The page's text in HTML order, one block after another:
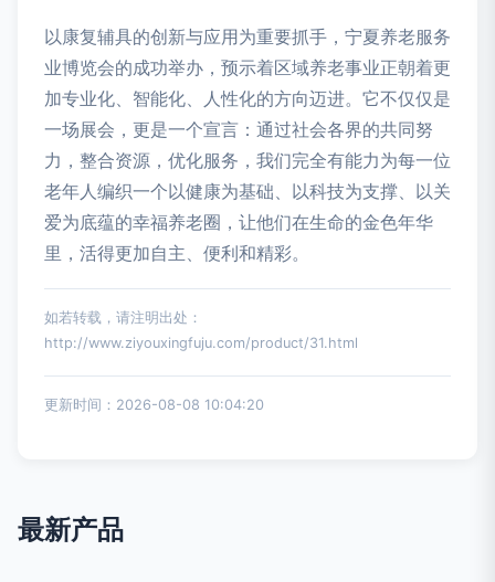
以康复辅具的创新与应用为重要抓手，宁夏养老服务
业博览会的成功举办，预示着区域养老事业正朝着更
加专业化、智能化、人性化的方向迈进。它不仅仅是
一场展会，更是一个宣言：通过社会各界的共同努
力，整合资源，优化服务，我们完全有能力为每一位
老年人编织一个以健康为基础、以科技为支撑、以关
爱为底蕴的幸福养老圈，让他们在生命的金色年华
里，活得更加自主、便利和精彩。
如若转载，请注明出处：
http://www.ziyouxingfuju.com/product/31.html
更新时间：2026-08-08 10:04:20
最新产品